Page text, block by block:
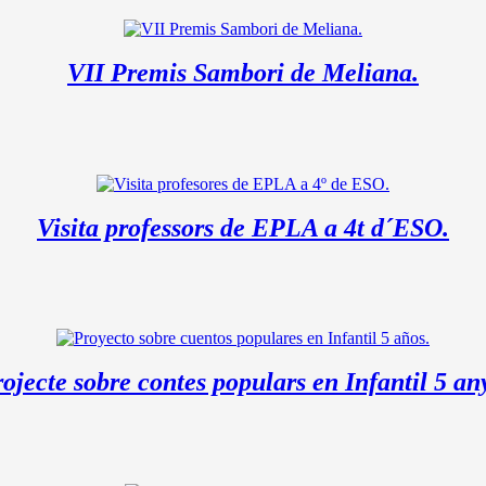
VII Premis Sambori de Meliana.
Visita professors de EPLA a 4t d´ESO.
sobre contes populars en Infantil 5